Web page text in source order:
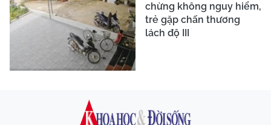
chừng không nguy hiểm,
trẻ gặp chấn thương
lách độ III